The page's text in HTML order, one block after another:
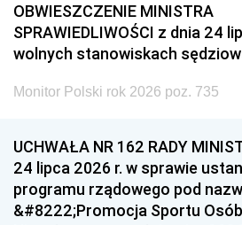
OBWIESZCZENIE MINISTRA
SPRAWIEDLIWOŚCI z dnia 24
wolnych stanowiskach
Monitor Polski rok 2026 poz. 735
UCHWAŁA NR 162 RADY
24 lipca 2026 r. w sprawie
programu rządowego pod
&#8222;Promocja Sportu